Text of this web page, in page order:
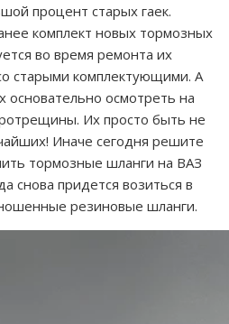
процент старых гаек.
комплект новых тормозных
во время ремонта их
старыми комплектующими. А
осмотреть на
Их просто быть не
Иначе сегодня решите
тормозные шланги на ВАЗ
снова придется возиться в
резиновые шланги.